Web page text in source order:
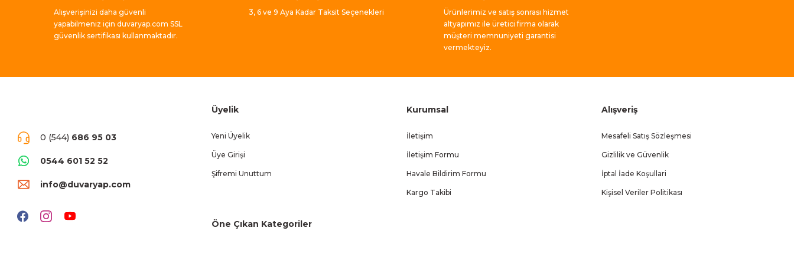
Alışverişinizi daha güvenli
yapabilmeniz için duvaryap.com SSL
güvenlik sertifikası kullanmaktadır.
3, 6 ve 9 Aya Kadar Taksit Seçenekleri
Ürünlerimiz ve satış sonrası hizmet
altyapımız ile üretici firma olarak
müşteri memnuniyeti garantisi
vermekteyiz.
0 (544) 686 95 03
0544 601 52 52
info@duvaryap.com
Üyelik
Yeni Üyelik
Üye Girişi
Şifremi Unuttum
Kurumsal
İletişim
İletişim Formu
Havale Bildirim Formu
Kargo Takibi
Alışveriş
Mesafeli Satış Sözleşmesi
Gizlilik ve Güvenlik
İptal İade Koşullari
Kişisel Veriler Politikası
Öne Çıkan Kategoriler